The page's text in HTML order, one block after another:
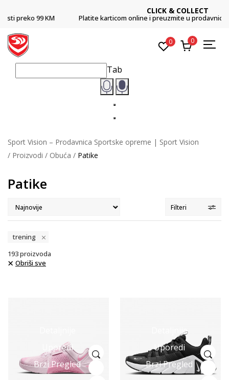
Platite karticom online i preuzmite u prodavnici po vašem izboru
0 0
Tab
Sport Vision – Prodavnica Sportske opreme | Sport Vision
Proizvodi
Obuća Patike
Patike
Filteri
trening
193proizvoda
Obriši sve
Uporedi
Brzi Pregled
Detaljnije
Uporedi
Brzi Pregled